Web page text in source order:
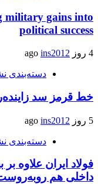
military gains into
political success
4 روز ago ins2012
دسته‌بندی
خط قرمز سد زاینده‌رود، ۲۳۶ میلیون
5 روز ago ins2012
دسته‌بندی
فولاد ایران علاوه
داخلی هم